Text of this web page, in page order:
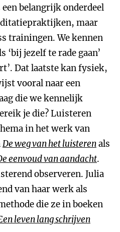
belangrijk onderdeel
maar
trainingen. We kennen
jezelf te rade gaan’
Dat laatste kan fysiek,
vooral naar een
die we kennelijk
je die? Luisteren
in het werk van
De weg van het luisterenals
eenvoud van aandacht.
observeren. Julia
van haar werk als
die ze in boeken
leven lang schrijven